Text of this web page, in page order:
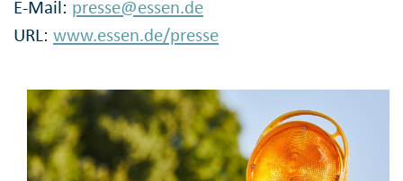
E-Mail: presse@essen.de
URL: www.essen.de/presse